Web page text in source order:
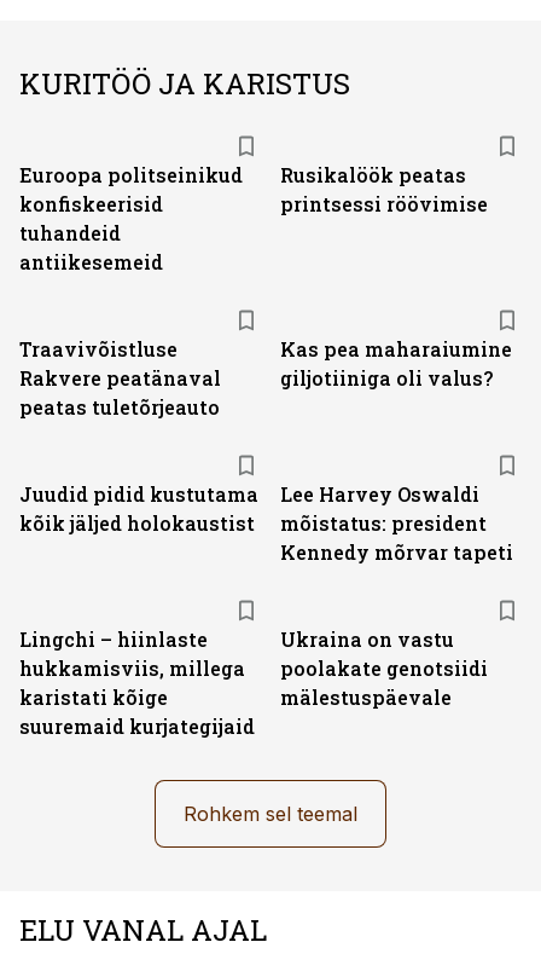
KURITÖÖ JA KARISTUS
Euroopa politseinikud
konfiskeerisid
tuhandeid
antiikesemeid
Rusikalöök peatas
printsessi röövimise
Traavivõistluse
Rakvere peatänaval
peatas tuletõrjeauto
Kas pea maharaiumine
giljotiiniga oli valus?
Juudid pidid kustutama
kõik jäljed holokaustist
Lee Harvey Oswaldi
mõistatus: president
Kennedy mõrvar tapeti
Lingchi – hiinlaste
hukkamisviis, millega
karistati kõige
suuremaid kurjategijaid
Ukraina on vastu
poolakate genotsiidi
mälestuspäevale
Rohkem sel teemal
ELU VANAL AJAL